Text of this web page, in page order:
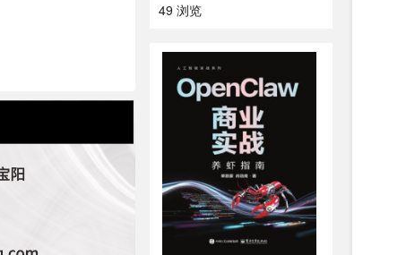
49 浏览